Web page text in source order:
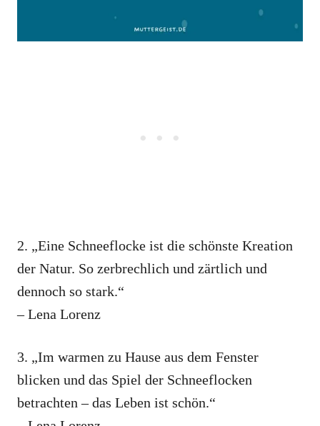
2. „Eine Schneeflocke ist die schönste Kreation
der Natur. So zerbrechlich und zärtlich und
dennoch so stark.“
– Lena Lorenz
3. „Im warmen zu Hause aus dem Fenster
blicken und das Spiel der Schneeflocken
betrachten – das Leben ist schön.“